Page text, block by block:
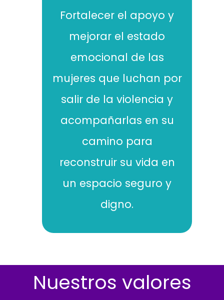
Fortalecer el apoyo y
mejorar el estado
emocional de las
mujeres que luchan por
salir de la violencia y
acompañarlas en su
camino para
reconstruir su vida en
un espacio seguro y
digno.
Nuestros valores